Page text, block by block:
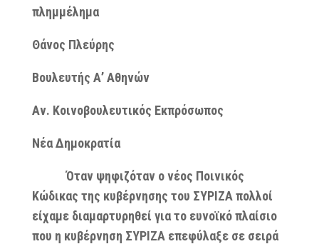
πλημμέλημα
Θάνος Πλεύρης
Βουλευτής Α’ Αθηνών
Αν. Κοινοβουλευτικός Εκπρόσωπος
Νέα Δημοκρατία
Όταν ψηφιζόταν ο νέος Ποινικός
Κώδικας της κυβέρνησης του ΣΥΡΙΖΑ πολλοί
είχαμε διαμαρτυρηθεί για το ευνοϊκό πλαίσιο
που η κυβέρνηση ΣΥΡΙΖΑ επεφύλαξε σε σειρά